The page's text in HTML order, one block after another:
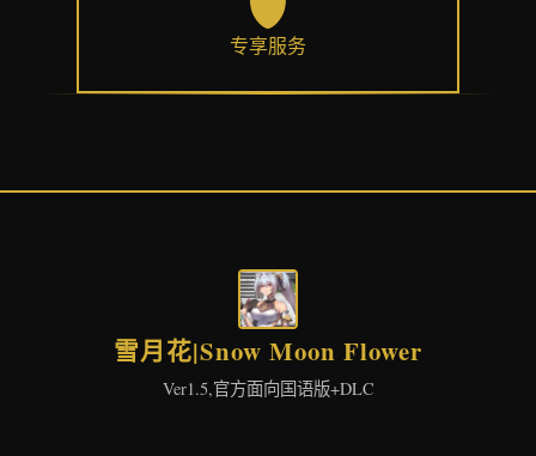
专享服务
雪月花|Snow Moon Flower
Ver1.5,官方面向国语版+DLC